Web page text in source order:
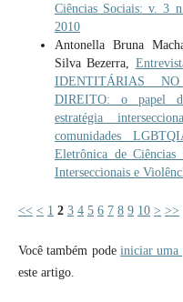
Ciências Sociais: v. 3
2010
Antonella Bruna
Silva Bezerra,
IDENTITÁRIAS
DIREITO: o papel
estratégia
comunidades
Eletrônica de
Interseccionais e
<< < 1 2 3 4 5 6 7 8 9 10 > >>
Você também pode iniciar uma
este artigo.